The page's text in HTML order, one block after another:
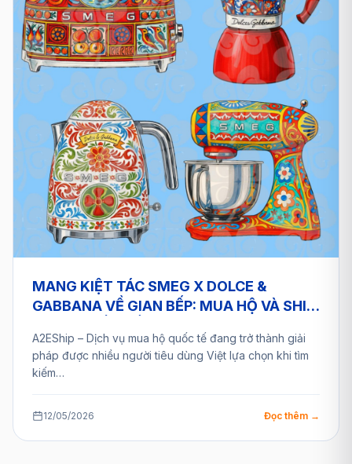
MANG KIỆT TÁC SMEG X DOLCE &
GABBANA VỀ GIAN BẾP: MUA HỘ VÀ SHIP
A2EShip – Dịch vụ mua hộ quốc tế đang trở thành giải
pháp được nhiều người tiêu dùng Việt lựa chọn khi tìm
kiếm…
12/05/2026 Đọc thêm →